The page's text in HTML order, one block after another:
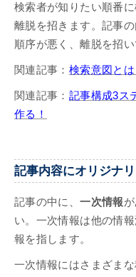
検索者が知りたい順番
離脱を招きます。記事
順序が悪く、離脱を招
関連記事： 検索意図と
関連記事： 記事構成3ス
作る！
記事内容にオリジナ
記事の中に、一次情報
い。一次情報は他の情
報を指します。
一次情報にはさまざま